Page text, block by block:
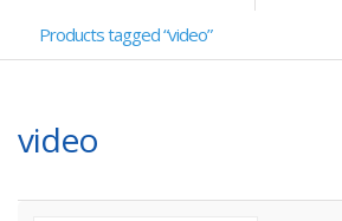
Products tagged “video”
video